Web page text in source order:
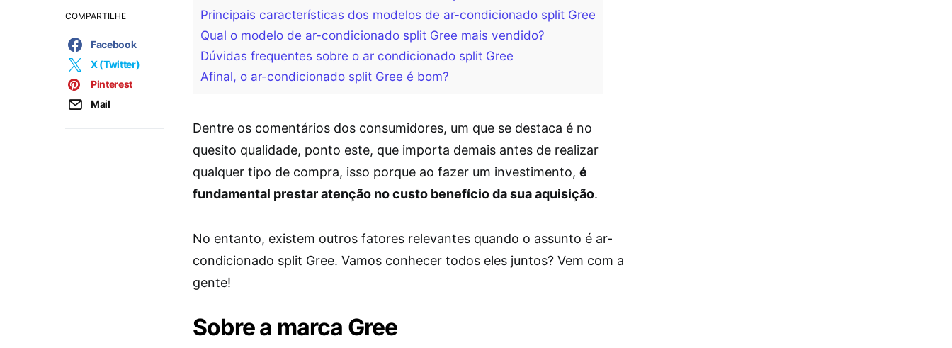
COMPARTILHE
Facebook
X (Twitter)
Pinterest
Mail
Principais características dos modelos de ar-condicionado split Gree
Qual o modelo de ar-condicionado split Gree mais vendido?
Dúvidas frequentes sobre o ar condicionado split Gree
Afinal, o ar-condicionado split Gree é bom?
Dentre os comentários dos consumidores, um que se destaca é no
quesito qualidade, ponto este, que importa demais antes de realizar
qualquer tipo de compra, isso porque ao fazer um investimento, é
fundamental prestar atenção no custo benefício da sua aquisição.
No entanto, existem outros fatores relevantes quando o assunto é ar-
condicionado split Gree. Vamos conhecer todos eles juntos? Vem com a
gente!
Sobre a marca Gree